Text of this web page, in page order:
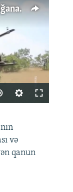
Türkiyənin dönüş nöqtəsi, ya Ərdoğana üçüncü şans: PKK ilə qəfil barışıq nə deməkdir?
480p
360p
480p
və
qanun